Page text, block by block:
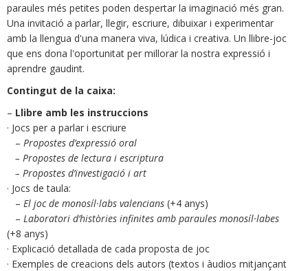
paraules més petites poden despertar la imaginació més gran.
Una invitació a parlar, llegir, escriure, dibuixar i experimentar
amb la llengua d'una manera viva, lúdica i creativa. Un llibre-joc
que ens dona l'oportunitat per millorar la nostra expressió i
aprendre gaudint.
Contingut de la caixa:
– Llibre amb les instruccions
· Jocs per a parlar i escriure
– Propostes d’expressió oral
– Propostes de lectura i escriptura
– Propostes d’investigació i art
· Jocs de taula:
– El joc de monosíl·labs valencians (+4 anys)
– Laboratori d’històries infinites amb paraules monosíl·labes
(+8 anys)
· Explicació detallada de cada proposta de joc
· Exemples de creacions dels autors (textos i àudios mitjançant